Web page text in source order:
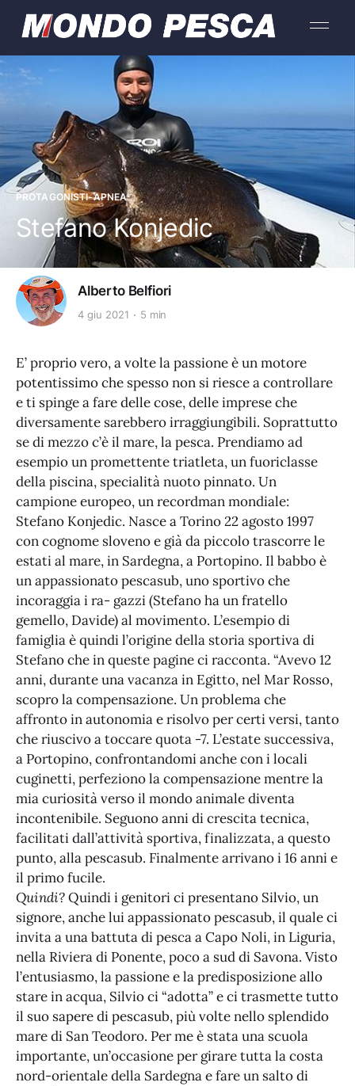
PROTAGONISTI-APNEA
Stefano Konjedic
Alberto Belfiori
4 giu 2021 5 min
E’ proprio vero, a volte la passione è un motore
potentissimo che spesso non si riesce a controllare
e ti spinge a fare delle cose, delle imprese che
diversamente sarebbero irraggiungibili. Soprattutto
se di mezzo c’è il mare, la pesca. Prendiamo ad
esempio un promettente triatleta, un fuoriclasse
della piscina, specialità nuoto pinnato. Un
campione europeo, un recordman mondiale:
Stefano Konjedic. Nasce a Torino 22 agosto 1997
con cognome sloveno e già da piccolo trascorre le
estati al mare, in Sardegna, a Portopino. Il babbo è
un appassionato pescasub, uno sportivo che
incoraggia i ra- gazzi (Stefano ha un fratello
gemello, Davide) al movimento. L’esempio di
famiglia è quindi l’origine della storia sportiva di
Stefano che in queste pagine ci racconta. “Avevo 12
anni, durante una vacanza in Egitto, nel Mar Rosso,
scopro la compensazione. Un problema che
affronto in autonomia e risolvo per certi versi, tanto
che riuscivo a toccare quota -7. L’estate successiva,
a Portopino, confrontandomi anche con i locali
cuginetti, perfeziono la compensazione mentre la
mia curiosità verso il mondo animale diventa
incontenibile. Seguono anni di crescita tecnica,
facilitati dall’attività sportiva, finalizzata, a questo
punto, alla pescasub. Finalmente arrivano i 16 anni e
il primo fucile.
Quindi?Quindi i genitori ci presentano Silvio, un
signore, anche lui appassionato pescasub, il quale ci
invita a una battuta di pesca a Capo Noli, in Liguria,
nella Riviera di Ponente, poco a sud di Savona. Visto
l’entusiasmo, la passione e la predisposizione allo
stare in acqua, Silvio ci “adotta” e ci trasmette tutto
il suo sapere di pescasub, più volte nello splendido
mare di San Teodoro. Per me è stata una scuola
importante, un’occasione per girare tutta la costa
nord-orientale della Sardegna e fare un salto di